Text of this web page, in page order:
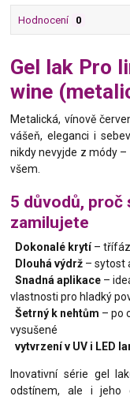
Hodnocení 0
Gel lak Pro
wine
Metalická, vínově
vášeň, eleganci i
nikdy nevyjde z módy –
všem.
5 důvodů, proč
zamilujete
Dokonalé krytí–
Dlouhá výdrž – sytost
Snadná aplikace –
vlastnosti pro hladký
Šetrný k nehtům – po
vysušené
vytvrzení v UV i LED
Inovativní série gel
odstínem, ale i jeho